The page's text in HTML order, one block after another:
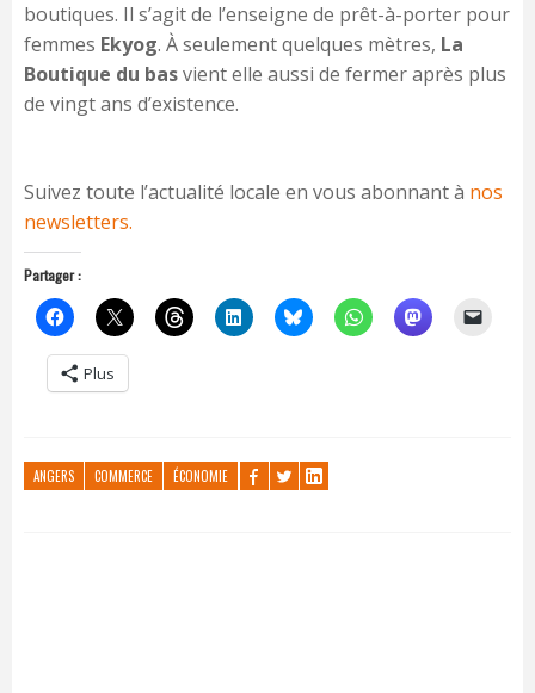
boutiques. Il s’agit de l’enseigne de prêt-à-porter pour
femmes Ekyog. À seulement quelques mètres, La
Boutique du basvient elle aussi de fermer après plus
de vingt ans d’existence.
Suivez toute l’actualité locale en vous abonnant à nos
newsletters.
Partager :
Plus
ANGERS COMMERCE ÉCONOMIE